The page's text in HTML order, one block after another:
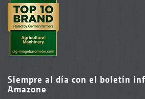
Siempre al día con el boletín
Amazone